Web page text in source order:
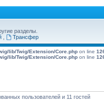
разделы.
Трансфер
lib/Twig/Extension/Core.php on line
lib/Twig/Extension/Core.php on line
пользователей и 11 гостей